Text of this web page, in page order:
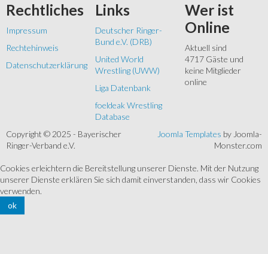
Rechtliches
Impressum
Rechtehinweis
Datenschutzerklärung
Links
Deutscher Ringer-
Bund e.V. (DRB)
United World
Wrestling (UWW)
Liga Datenbank
foeldeak Wrestling
Database
Wer ist
Online
Aktuell sind
4717 Gäste und
keine Mitglieder
online
Copyright © 2025 - Bayerischer
Ringer-Verband e.V.
Joomla Templates by Joomla-
Monster.com
Cookies erleichtern die Bereitstellung unserer Dienste. Mit der Nutzung
unserer Dienste erklären Sie sich damit einverstanden, dass wir Cookies
verwenden.
ok